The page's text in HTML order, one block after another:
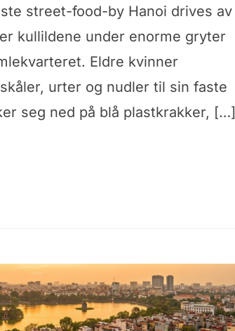
street-food-by Hanoi drives av
kullildene under enorme gryter
Eldre kvinner
urter og nudler til sin faste
seg ned på blå plastkrakker, […]